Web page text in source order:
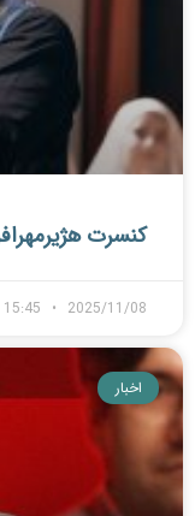
کنسرت
2025/11/08
اخبار